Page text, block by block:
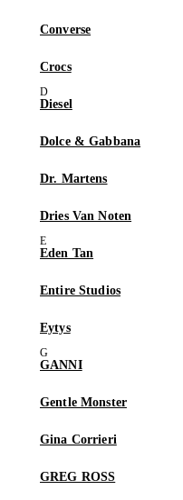
Converse
Crocs
Diesel
Dolce & Gabbana
Dr. Martens
Dries Van Noten
Eden Tan
Entire Studios
Eytys
GANNI
Gentle Monster
Gina Corrieri
GREG ROSS